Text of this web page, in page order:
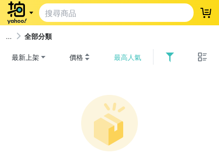
登
全部分類
最新上架 價格 最高人氣